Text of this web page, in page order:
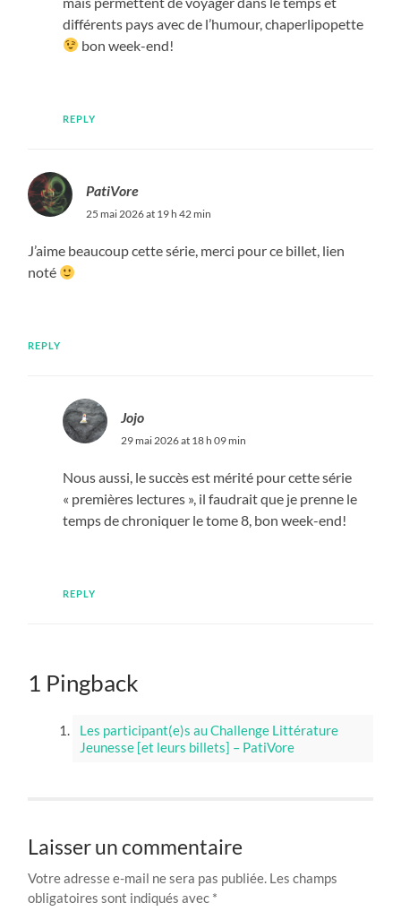
différents pays avec de l’humour, chaperlipopette
bon week-end!
REPLY
PatiVore
25 mai 2026 at 19 h 42 min
J’aime beaucoup cette série, merci pour ce billet, lien
noté
REPLY
Jojo
29 mai 2026 at 18 h 09 min
Nous aussi, le succès est mérité pour cette série
« premières lectures », il faudrait que je prenne le
temps de chroniquer le tome 8, bon week-end!
REPLY
1 Pingback
Les participant(e)s au Challenge Littérature
Jeunesse [et leurs billets] – PatiVore
Laisser un commentaire
Votre adresse e-mail ne sera pas publiée. Les champs
obligatoires sont indiqués avec *